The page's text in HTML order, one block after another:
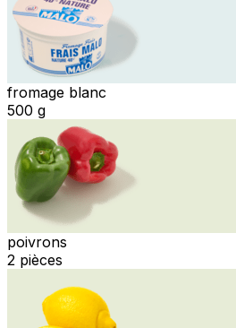
fromage blanc
500 g
poivrons
2 pièces